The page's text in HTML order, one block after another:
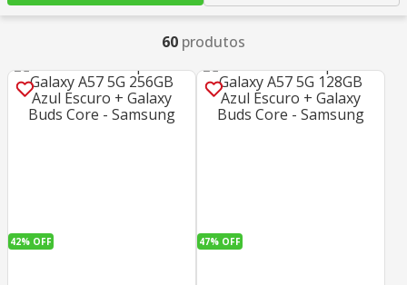
60 produtos
42% OFF 47% OFF